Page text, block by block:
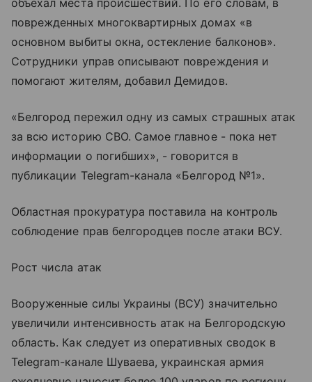
объехал места происшествий. По его словам, в
поврежденных многоквартирных домах «в
основном выбиты окна, остекление балконов».
Сотрудники управ описывают повреждения и
помогают жителям, добавил Демидов.
«Белгород пережил одну из самых страшных атак
за всю историю СВО. Самое главное - пока нет
информации о погибших», - говорится в
публикации Telegram-канала «Белгород №1».
Областная прокуратура поставила на контроль
соблюдение прав белгородцев после атаки ВСУ.
Рост числа атак
Вооруженные силы Украины (ВСУ) значительно
увеличили интенсивность атак на Белгородскую
область. Как следует из оперативных сводок в
Telegram-канале Шуваева, украинская армия